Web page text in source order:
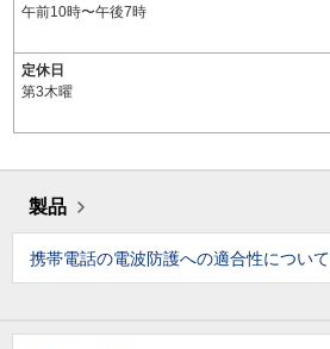
午前10時〜午後7時
定休日
第3木曜
製品
携帯電話の電波防護への適合性について